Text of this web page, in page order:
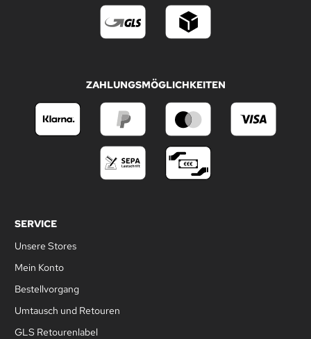
ZAHLUNGSMÖGLICHKEITEN
SERVICE
Unsere Stores
Mein Konto
Bestellvorgang
Umtausch und Retouren
GLS Retourenlabel